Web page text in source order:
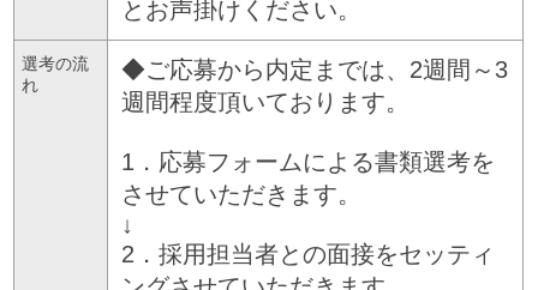
とお声掛けください。
選考の流
れ
◆ご応募から内定までは、2週間～3
週間程度頂いております。
1．応募フォームによる書類選考を
させていただきます。
↓
2．採用担当者との面接をセッティ